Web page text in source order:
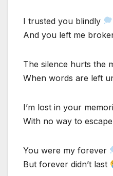
I trusted you blindly
And you left me
The silence hurts the
When words are left
I’m lost in your
With no way to escape
You were my forever
But forever didn’t last